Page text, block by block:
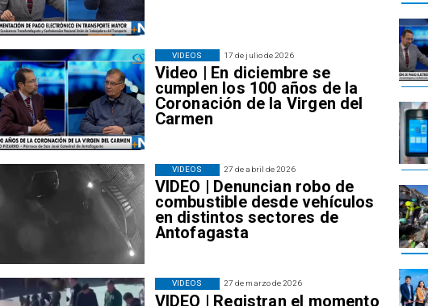
17 de julio de 2026
Video | En diciembre se
cumplen los 100 años de la
Coronación de la Virgen del
Carmen
VIDEOS
27 de abril de 2026
VIDEO | Denuncian robo de
combustible desde vehículos
en distintos sectores de
Antofagasta
VIDEOS
27 de marzo de 2026
VIDEO | Registran el momento
VIDEOS